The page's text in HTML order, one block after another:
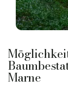
Marne